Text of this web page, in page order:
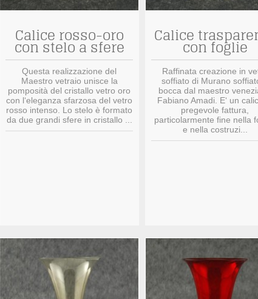
Calice rosso-oro
con stelo a sfere
Questa realizzazione del
Maestro vetraio unisce la
pomposità del cristallo vetro oro
con l‘eleganza sfarzosa del vetro
rosso intenso. Lo stelo è formato
da due grandi sfere in cristallo ...
Calice
con foglie
Raffinata creazione in
soffiato di Murano
bocca dal maestro
Fabiano Amadi. E‘ un
pregevole fattura,
particolarmente fine nella
e nella costruzi...